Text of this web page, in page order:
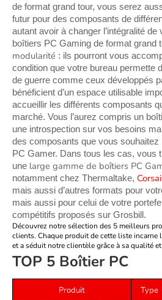
de format grand tour, vous serez
futur pour des composants de
autant avoir à changer l’intégralité de
boîtiers PC Gaming de format grand
modularité : ils pourront vous
condition que votre bureau permette
de guerre comme ceux développés
bénéficient d’un espace utilisable
accueillir les différents composants
marché. Vous l’aurez compris un
une introspection sur vos besoins
des composants que vous
PC Gamer. Dans tous les cas, vous
une
notamment chez Thermaltake,
mais aussi d’autres formats pour
mais aussi pour celui de votre
compétitifs proposés sur Grosbill.
Découvrez notre sélection des 5 meilleurs
clients. Chaque produit de cette liste incarne
et a séduit notre clientèle grâce à sa qualité
TOP 5 Boîtier PC
Produit Type